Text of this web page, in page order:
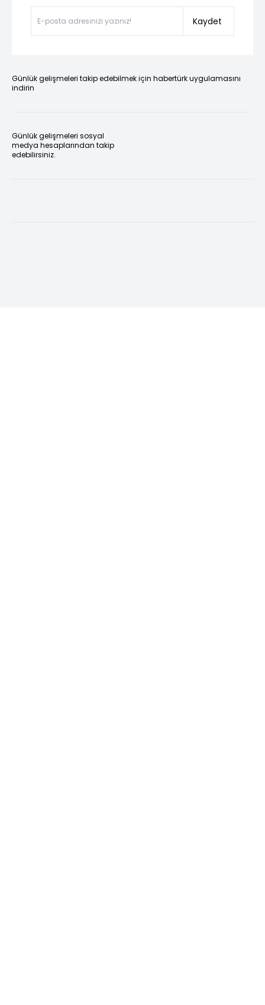
Kaydet
Günlük gelişmeleri takip edebilmek için habertürk uygulamasını
indirin
Günlük gelişmeleri sosyal
medya hesaplarından takip
edebilirsiniz.